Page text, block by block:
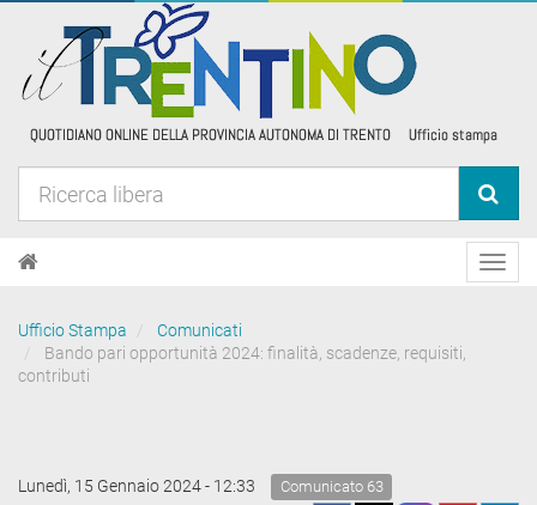
Ufficio Stampa
Comunicati
Bando pari opportunità 2024: finalità, scadenze, requisiti,
contributi
Lunedì, 15 Gennaio 2024 - 12:33 Comunicato 63